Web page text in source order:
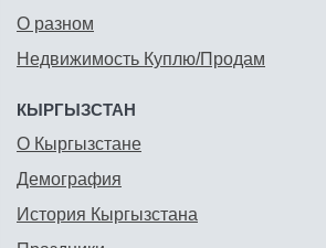
О разном
Недвижимость Куплю/Продам
КЫРГЫЗСТАН
О Кыргызстане
Демография
История Кыргызстана